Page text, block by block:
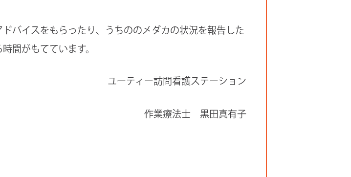
バイスをもらったり、うちののメダカの状況を報告した
間がもてています。
ユーティー訪問看護ステーション
作業療法士 黒田真有子